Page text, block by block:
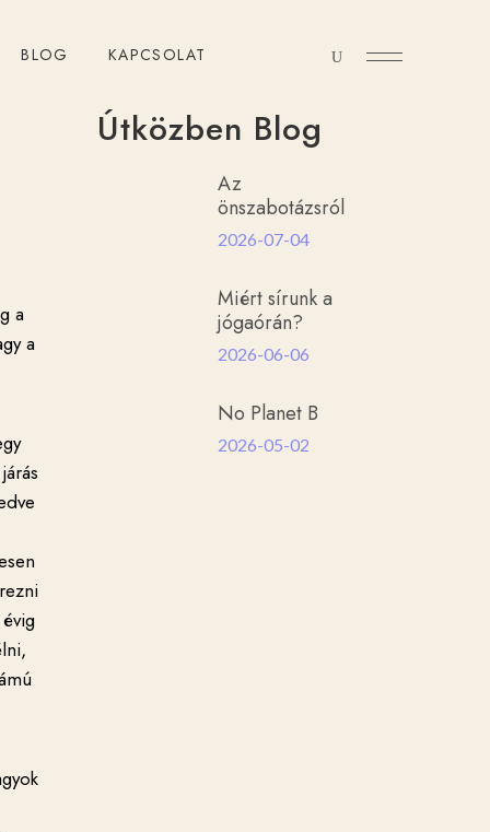
BLOG KAPCSOLAT
a
a
Útközben Blog
Az
önszabotázsról
2026-07-04
Miért sírunk a
jógaórán?
2026-06-06
No Planet B
2026-05-02